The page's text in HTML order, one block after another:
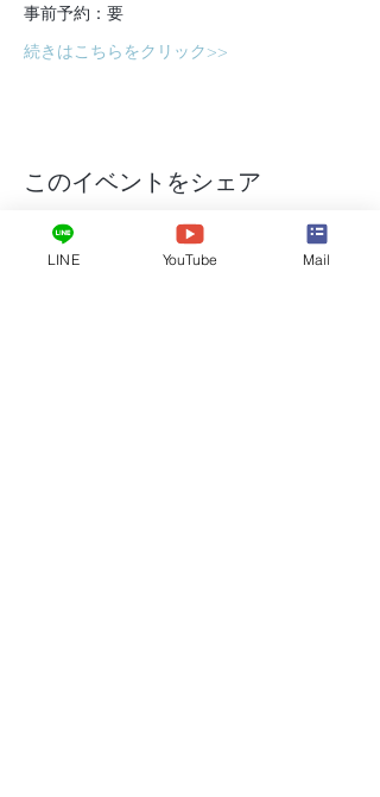
事前予約：要
続きはこちらをクリック>>
このイベントをシェア
LINE YouTube Mail